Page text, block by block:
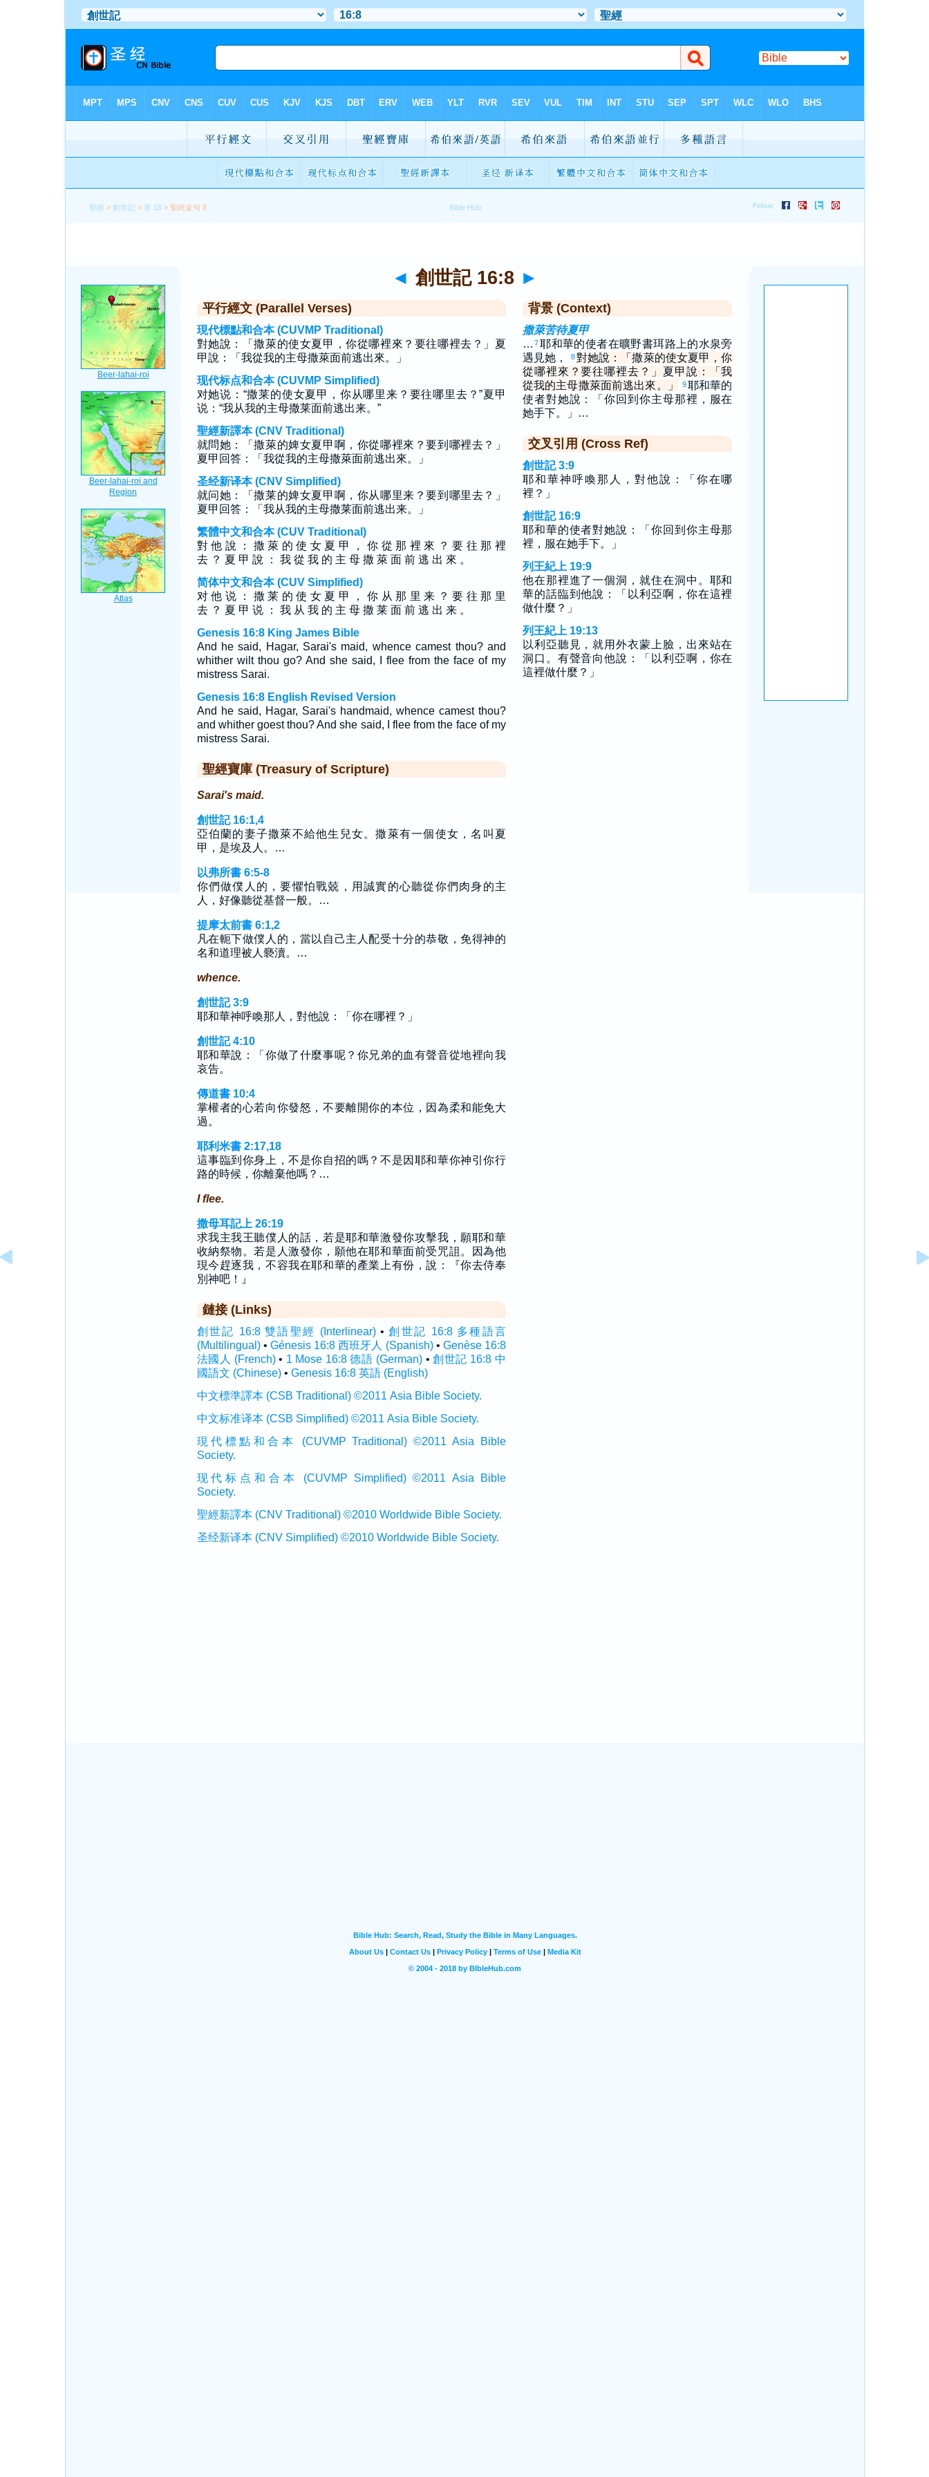
聖經 >創世記 > 章 16 > 聖經金句 8
◄ 創世記 16:8 ►
平行經文 (Parallel Verses)
現代標點和合本 (CUVMP Traditional)
對她說：「撒萊的使女夏甲，你從哪裡來？要往哪裡去？」夏
甲說：「我從我的主母撒萊面前逃出來。」
现代标点和合本 (CUVMP Simplified)
对她说：“撒莱的使女夏甲，你从哪里来？要往哪里去？”夏甲
说：“我从我的主母撒莱面前逃出来。”
聖經新譯本 (CNV Traditional)
就問她：「撒萊的婢女夏甲啊，你從哪裡來？要到哪裡去？」
夏甲回答：「我從我的主母撒萊面前逃出來。」
圣经新译本 (CNV Simplified)
就问她：「撒莱的婢女夏甲啊，你从哪里来？要到哪里去？」
夏甲回答：「我从我的主母撒莱面前逃出来。」
繁體中文和合本 (CUV Traditional)
對 他 說 ： 撒 萊 的 使 女 夏 甲 ， 你 從 那 裡 來 ？ 要 往 那 裡
去 ？ 夏 甲 說 ： 我 從 我 的 主 母 撒 萊 面 前 逃 出 來 。
简体中文和合本 (CUV Simplified)
对 他 说 ： 撒 莱 的 使 女 夏 甲 ， 你 从 那 里 来 ？ 要 往 那 里
去 ？ 夏 甲 说 ： 我 从 我 的 主 母 撒 莱 面 前 逃 出 来 。
Genesis 16:8 King James Bible
And he said, Hagar, Sarai's maid, whence camest thou? and
whither wilt thou go? And she said, I flee from the face of my
mistress Sarai.
Genesis 16:8 English Revised Version
And he said, Hagar, Sarai's handmaid, whence camest thou?
and whither goest thou? And she said, I flee from the face of my
mistress Sarai.
聖經寶庫 (Treasury of Scripture)
Sarai's maid.
創世記 16:1,4
亞伯蘭的妻子撒萊不給他生兒女。撒萊有一個使女，名叫夏
甲，是埃及人。…
以弗所書 6:5-8
你們做僕人的，要懼怕戰兢，用誠實的心聽從你們肉身的主
人，好像聽從基督一般。…
提摩太前書 6:1,2
凡在軛下做僕人的，當以自己主人配受十分的恭敬，免得神的
名和道理被人褻瀆。…
whence.
創世記 3:9
耶和華神呼喚那人，對他說：「你在哪裡？」
創世記 4:10
耶和華說：「你做了什麼事呢？你兄弟的血有聲音從地裡向我
哀告。
傳道書 10:4
掌權者的心若向你發怒，不要離開你的本位，因為柔和能免大
過。
耶利米書 2:17,18
這事臨到你身上，不是你自招的嗎？不是因耶和華你神引你行
路的時候，你離棄他嗎？…
I flee.
撒母耳記上 26:19
求我主我王聽僕人的話，若是耶和華激發你攻擊我，願耶和華
收納祭物。若是人激發你，願他在耶和華面前受咒詛。因為他
現今趕逐我，不容我在耶和華的產業上有份，說：『你去侍奉
別神吧！』
鏈接 (Links)
創世記 16:8 雙語聖經 (Interlinear)•創世記 16:8 多種語言
(Multilingual)• Génesis 16:8 西班牙人 (Spanish)• Genèse 16:8
法國人 (French)• 1 Mose 16:8 德語 (German) •創世記 16:8 中
國語文 (Chinese)• Genesis 16:8 英語 (English)
中文標準譯本 (CSB Traditional) ©2011 Asia Bible Society.
中文标准译本 (CSB Simplified) ©2011 Asia Bible Society.
現代標點和合本 (CUVMP Traditional) ©2011 Asia Bible
Society.
现代标点和合本 (CUVMP Simplified) ©2011 Asia Bible
Society.
聖經新譯本 (CNV Traditional) ©2010 Worldwide Bible Society.
圣经新译本 (CNV Simplified) ©2010 Worldwide Bible Society.
背景 (Context)
撒萊苦待夏甲
… 7耶和華的使者在曠野書珥路上的水泉旁
遇見她，
8 對她說：「撒萊的使女夏甲，你
從哪裡來？要往哪裡去？」夏甲說：「我
從我的主母撒萊面前逃出來。」
9耶和華的
使者對她說：「你回到你主母那裡，服在
她手下。」…
交叉引用 (Cross Ref)
創世記 3:9
耶和華神呼喚那人，對他說：「你在哪
裡？」
創世記 16:9
耶和華的使者對她說：「你回到你主母那
裡，服在她手下。」
列王紀上 19:9
他在那裡進了一個洞，就住在洞中。耶和
華的話臨到他說：「以利亞啊，你在這裡
做什麼？」
列王紀上 19:13
以利亞聽見，就用外衣蒙上臉，出來站在
洞口。有聲音向他說：「以利亞啊，你在
這裡做什麼？」